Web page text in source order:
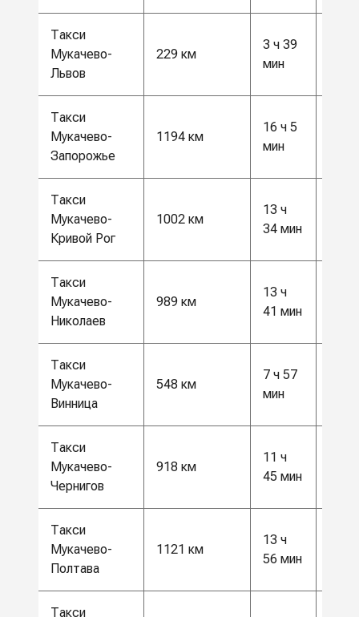
Такси
Мукачево-
Львов
229 км
3 ч 39
мин
Такси
Мукачево-
Запорожье
1194 км
16 ч 5
мин
Такси
Мукачево-
Кривой Рог
1002 км
13 ч
34 мин
Такси
Мукачево-
Николаев
989 км
13 ч
41 мин
Такси
Мукачево-
Винница
548 км
7 ч 57
мин
Такси
Мукачево-
Чернигов
918 км
11 ч
45 мин
Такси
Мукачево-
Полтава
1121 км
13 ч
56 мин
Такси